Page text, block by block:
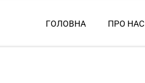
ГОЛОВНА ПРО НАС